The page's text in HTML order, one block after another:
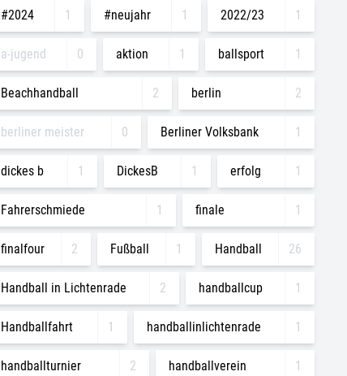
#2024 1 #neujahr 1 2022/23 1
a-jugend 0 aktion 1 ballsport 1
Beachhandball 2 berlin 2
berliner meister 0 Berliner Volksbank 1
dickes b 1 DickesB 1 erfolg 1
Fahrerschmiede 1 finale 1
finalfour 2 Fußball 1 Handball 26
Handball in Lichtenrade 2 handballcup 1
Handballfahrt 1 handballinlichtenrade 1
handballturnier 2 handballverein 1